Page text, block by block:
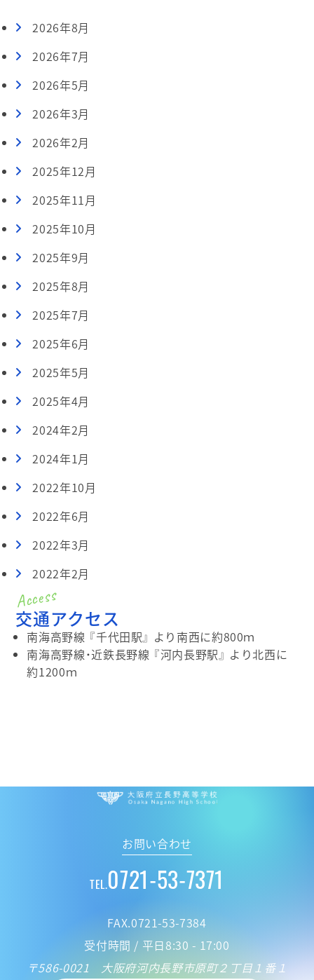
2026年8月
2026年7月
2026年5月
2026年3月
2026年2月
2025年12月
2025年11月
2025年10月
2025年9月
2025年8月
2025年7月
2025年6月
2025年5月
2025年4月
2024年2月
2024年1月
2022年10月
2022年6月
2022年3月
2022年2月
交通アクセス
南海高野線 『千代田駅』 より南西に約800ｍ
南海高野線・近鉄長野線 『河内長野駅』 より北西に
約1200ｍ
大阪府立 長野高
お問い合わせ
TEL.0721-53-7371
FAX.0721-53-7384
受付時間 / 平日8:30 - 17:00
〒586-0021 大阪府河内長野市原町２丁目１番１